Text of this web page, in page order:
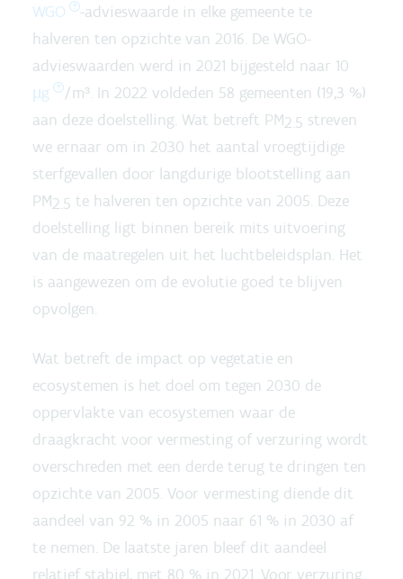
WGO
-advieswaarde in elke gemeente te
halveren ten opzichte van 2016. De WGO-
advieswaarden werd in 2021 bijgesteld naar 10
µg
/m³. In 2022 voldeden 58 gemeenten (19,3 %)
aan deze doelstelling. Wat betreft PM2.5 streven
we ernaar om in 2030 het aantal vroegtijdige
sterfgevallen door langdurige blootstelling aan
PM2.5 te halveren ten opzichte van 2005. Deze
doelstelling ligt binnen bereik mits uitvoering
van de maatregelen uit het luchtbeleidsplan. Het
is aangewezen om de evolutie goed te blijven
opvolgen.
Wat betreft de impact op vegetatie en
ecosystemen is het doel om tegen 2030 de
oppervlakte van ecosystemen waar de
draagkracht voor vermesting of verzuring wordt
overschreden met een derde terug te dringen ten
opzichte van 2005. Voor vermesting diende dit
aandeel van 92 % in 2005 naar 61 % in 2030 af
te nemen. De laatste jaren bleef dit aandeel
relatief stabiel, met 80 % in 2021. Voor verzuring